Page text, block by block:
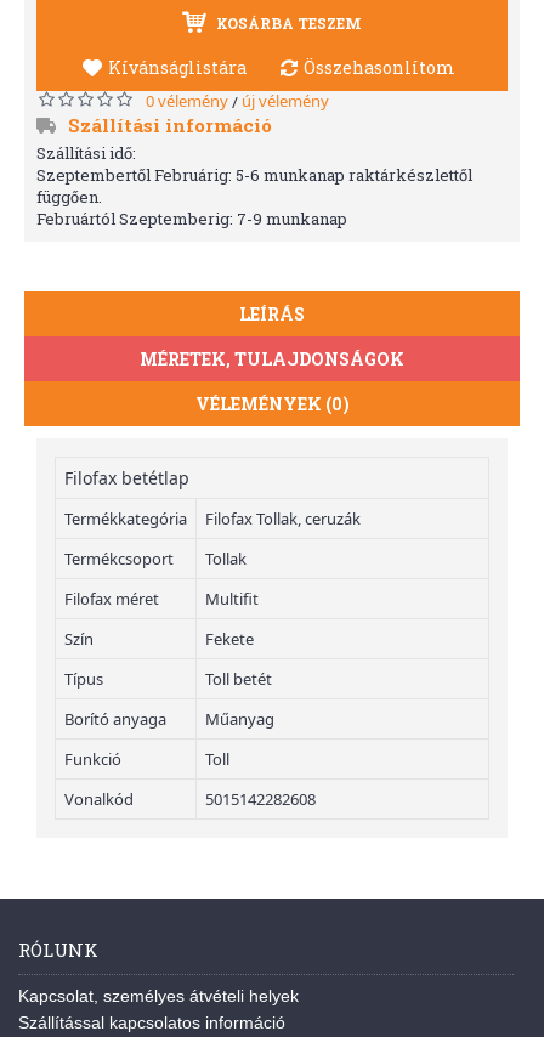
KOSÁRBA TESZEM
Kívánságlistára Összehasonlítom
0 vélemény/ új vélemény
Szállítási információ
Szállítási idő:
Szeptembertől Februárig: 5-6 munkanap raktárkészlettől
függően.
Februártól Szeptemberig: 7-9 munkanap
LEÍRÁS
MÉRETEK, TULAJDONSÁGOK
VÉLEMÉNYEK (0)
Filofax betétlap
Termékkategória
Filofax Tollak, ceruzák
Termékcsoport
Tollak
Filofax méret
Multifit
Szín
Fekete
Típus
Toll betét
Borító anyaga
Műanyag
Funkció
Toll
Vonalkód
5015142282608
RÓLUNK
Kapcsolat, személyes átvételi helyek
Szállítással kapcsolatos információ